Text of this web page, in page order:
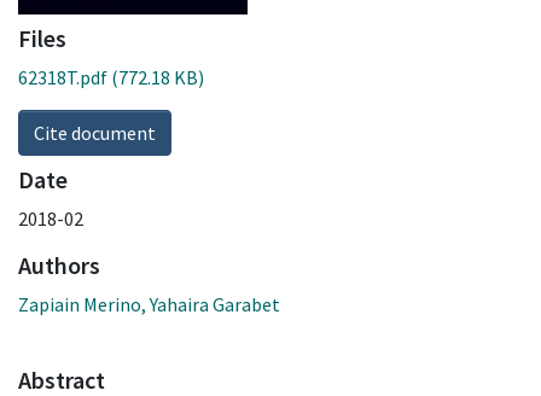
Files
62318T.pdf (772.18 KB)
Cite document
Date
2018-02
Authors
Zapiain Merino, Yahaira Garabet
Abstract